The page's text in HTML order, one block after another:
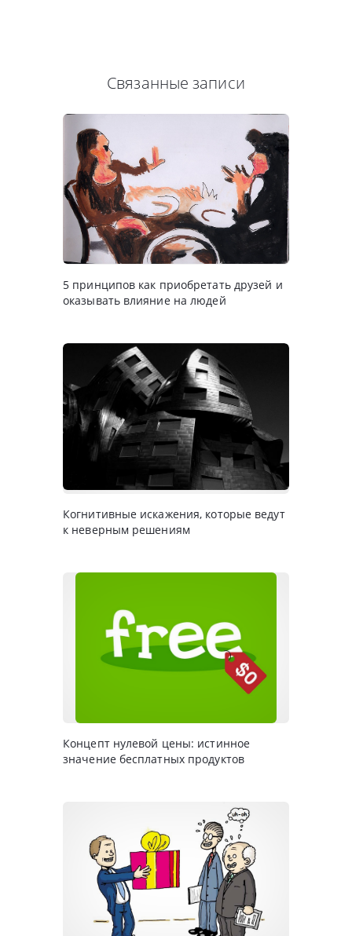
Связанные записи
5 принципов как приобретать друзей и
оказывать влияние на людей
Когнитивные искажения, которые ведут
к неверным решениям
Концепт нулевой цены: истинное
значение бесплатных продуктов